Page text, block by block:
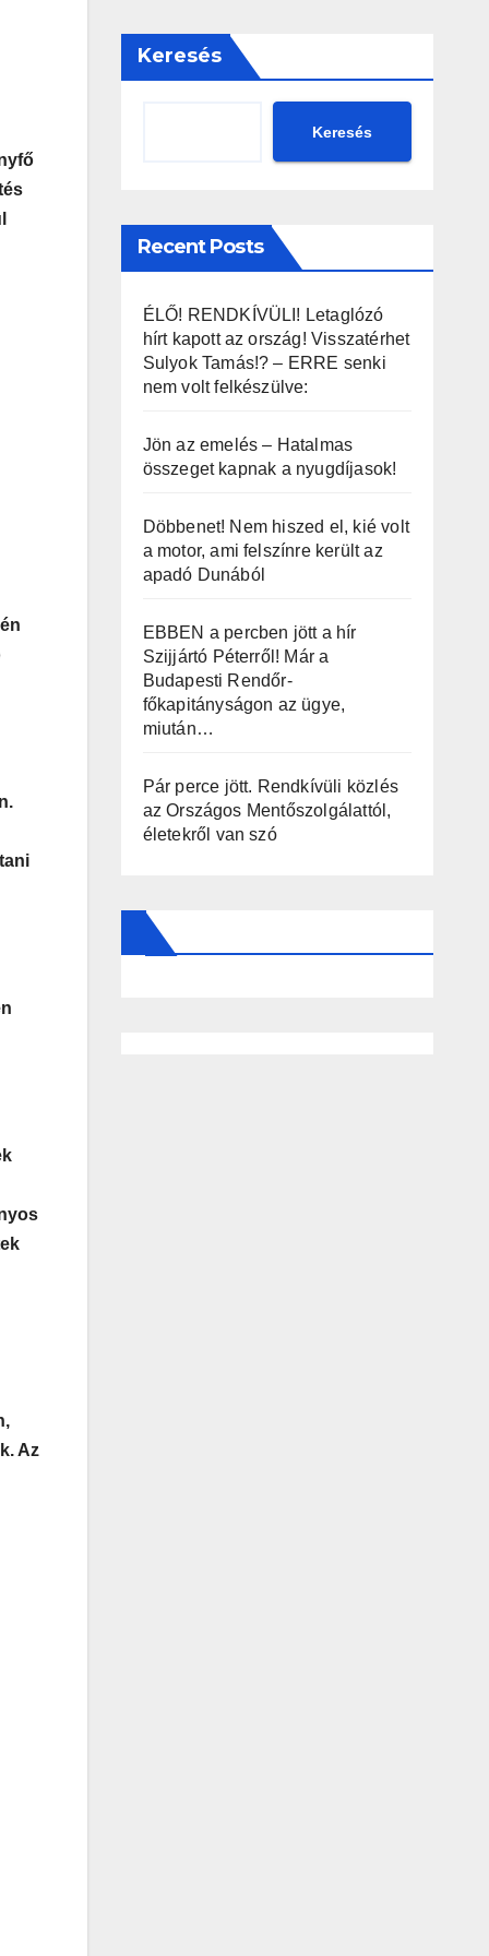
Az
Keresés
Keresés
Recent Posts
ÉLŐ! RENDKÍVÜLI! Letaglózó
hírt kapott az ország! Visszatérhet
Sulyok Tamás!? – ERRE senki
nem volt felkészülve:
Jön az emelés – Hatalmas
összeget kapnak a nyugdíjasok!
Döbbenet! Nem hiszed el, kié volt
a motor, ami felszínre került az
apadó Dunából
EBBEN a percben jött a hír
Szijjártó Péterről! Már a
Budapesti Rendőr-
főkapitányságon az ügye,
miután…
Pár perce jött. Rendkívüli közlés
az Országos Mentőszolgálattól,
életekről van szó